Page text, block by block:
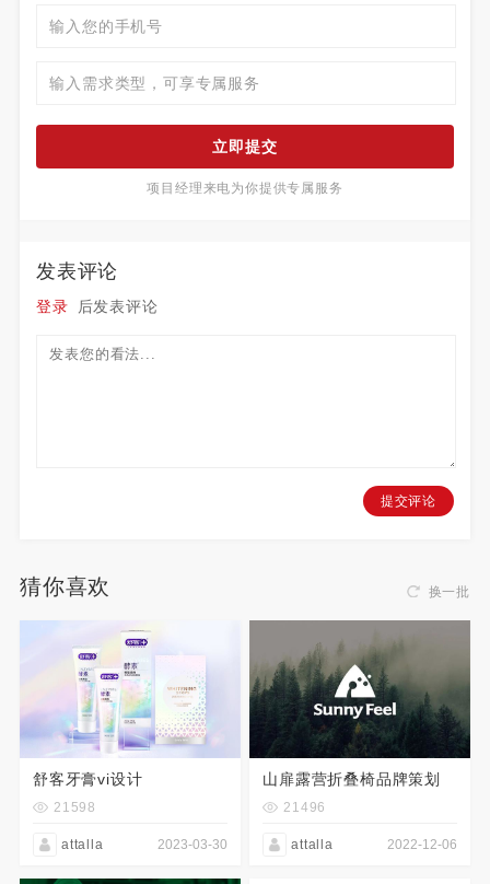
立即提交
项目经理来电为你提供专属服务
发表评论
登录 后发表评论
提交评论
猜你喜欢 换一批
舒客牙膏vi设计
21598
attalla 2023-03-30
山扉露营折叠椅品牌策划
21496
attalla 2022-12-06